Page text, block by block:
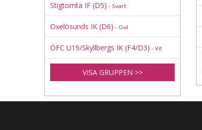
Stigtomta IF (D5) - Svart
Oxelösunds IK (D6) - Gul
ÖFC U19/Skyllbergs IK (F4/D3) - Vit
VISA GRUPPEN >>